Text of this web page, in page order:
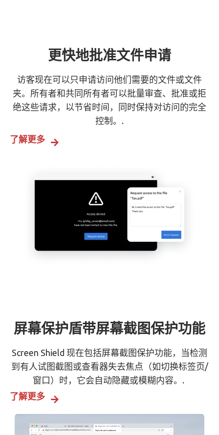
更快地批准文件申请
访客现在可以只申请访问他们需要的文件或文件
夹。所有者和共同所有者可以批量审查、批准或拒
绝这些请求，以节省时间，同时保持对访问的完全
控制。.
了解更多
屏幕保护盾带屏幕截图保护功能
Screen Shield 现在包括屏幕截图保护功能，当检测
到有人试图截图或查看器失去焦点（如切换标签页/
窗口）时，它会自动隐藏或模糊内容。.
了解更多